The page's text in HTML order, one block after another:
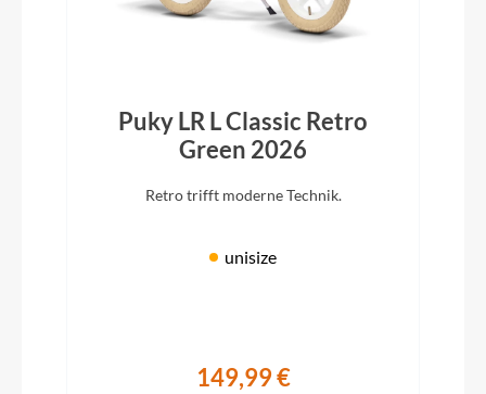
Puky LR L Classic Retro
Green 2026
Retro trifft moderne Technik.
unisize
149,99 €